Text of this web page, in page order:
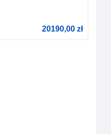
20190,00 zł